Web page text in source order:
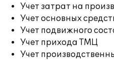
Учет затрат на
Учет основных
Учет подвижного
Учет прихода ТМЦ
Учет